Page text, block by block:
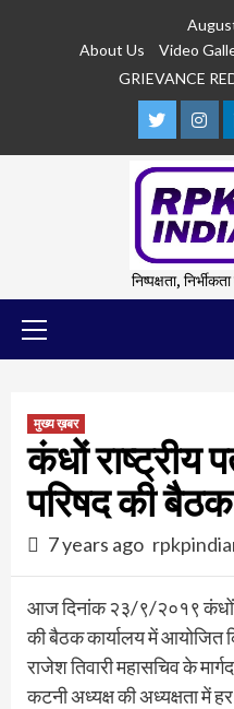
About Us
Video
GRIEVANCE
Twitter
निष्पक्षता,
Primary
मुख्य ख़बर
कंधों राष्ट्रीय
परिषद की बैठक
7 years ago
आज दिनांक २३/९/२०१९ कंधों
की बैठक कार्यालय में आयोजित
राजेश तिवारी महासचिव के
कटनी अध्यक्ष की अध्यक्षता में